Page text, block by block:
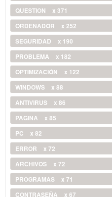
QUESTION
x 371
ORDENADOR
x 252
SEGURIDAD
x 190
PROBLEMA
x 182
OPTIMIZACIÓN
x 122
WINDOWS
x 88
ANTIVIRUS
x 86
PAGINA
x 85
PC
x 82
ERROR
x 72
ARCHIVOS
x 72
PROGRAMAS
x 71
CONTRASEÑA
x 67